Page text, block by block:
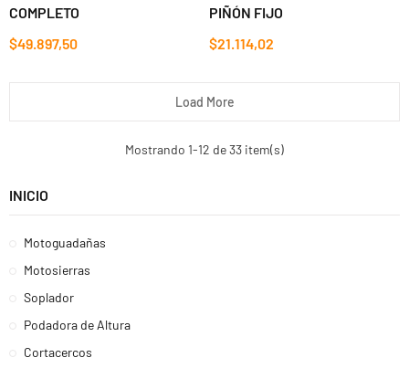
COMPLETO
$49.897,50
PIÑÓN FIJO
$21.114,02
Load More
Mostrando 1-12 de 33 item(s)
INICIO
Motoguadañas
Motosierras
Soplador
Podadora de Altura
Cortacercos